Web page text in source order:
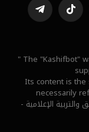
تيكتوك تيلقرام
" The "Kashifbot"
Its content is
necessarily
الإعلامية -